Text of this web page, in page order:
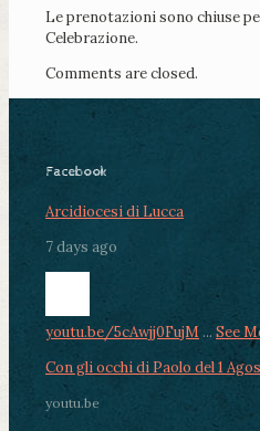
Le prenotazioni sono chiuse
Celebrazione.
Comments are closed.
Facebook
Arcidiocesi di Lucca
7 days ago
youtu.be/5cAwjj0FujM ... See
Con gli occhi di Paolo del 1
youtu.be